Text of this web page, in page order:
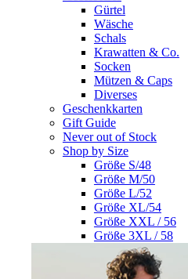
Gürtel
Wäsche
Schals
Krawatten & Co.
Socken
Mützen & Caps
Diverses
Geschenkkarten
Gift Guide
Never out of Stock
Shop by Size
Größe S/48
Größe M/50
Größe L/52
Größe XL/54
Größe XXL / 56
Größe 3XL / 58